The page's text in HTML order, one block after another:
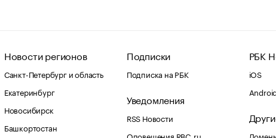
Новости регионов
Санкт-Петербург и область
Екатеринбург
Новосибирск
Башкортостан
Подписки
Подписка на РБК
Уведомления
RSS Новости
Оповещения RBC.ru
РБК
iOS